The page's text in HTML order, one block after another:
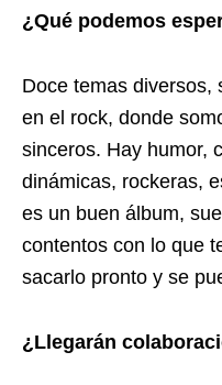
¿Qué podemos
Doce temas diversos,
en el rock, donde
sinceros. Hay humor,
dinámicas, rockeras,
es un buen álbum,
contentos con lo que
sacarlo pronto y se
¿Llegarán